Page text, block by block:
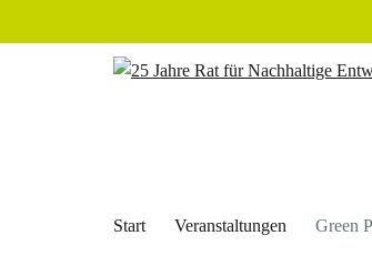
Start Veranstaltungen Green